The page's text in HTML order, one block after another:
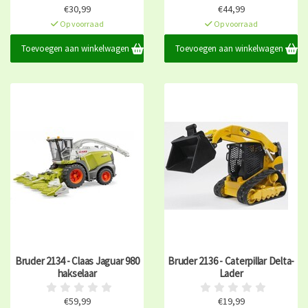
€30,99
Op voorraad
Toevoegen aan winkelwagen
€44,99
Op voorraad
Toevoegen aan winkelwagen
Bruder 2134 - Claas Jaguar 980
hakselaar
€59,99
Bruder 2136 - Caterpillar Delta-
Lader
€19,99